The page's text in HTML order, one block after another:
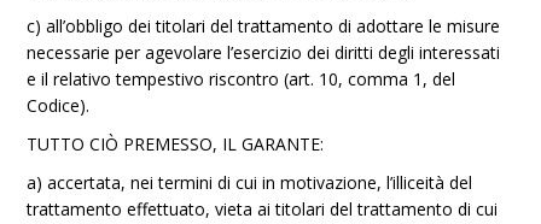
c) all’obbligo dei titolari del trattamento di adottare le misure
necessarie per agevolare l’esercizio dei diritti degli interessati
e il relativo tempestivo riscontro (art. 10, comma 1, del
Codice).
TUTTO CIÒ PREMESSO, IL GARANTE:
a) accertata, nei termini di cui in motivazione, l’illiceità del
trattamento effettuato, vieta ai titolari del trattamento di cui